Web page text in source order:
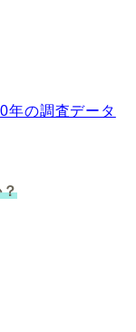
年の調査データ